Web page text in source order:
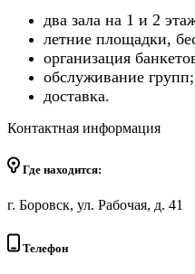
два зала на 1 и 2
летние площадки,
организация
обслуживание групп;
доставка.
Контактная информация
Где находится:
г. Боровск, ул. Рабочая, д. 41
Телефон